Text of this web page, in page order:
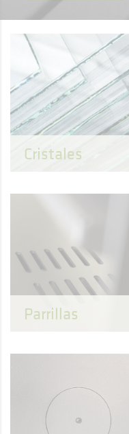
Cristales
Parrillas